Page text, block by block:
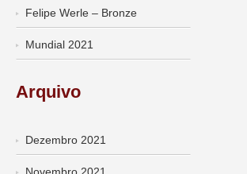
Felipe Werle – Bronze
Mundial 2021
Arquivo
Dezembro 2021